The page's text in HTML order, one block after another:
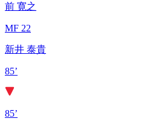
前 寛之
MF 22
新井 泰貴
85’
85’